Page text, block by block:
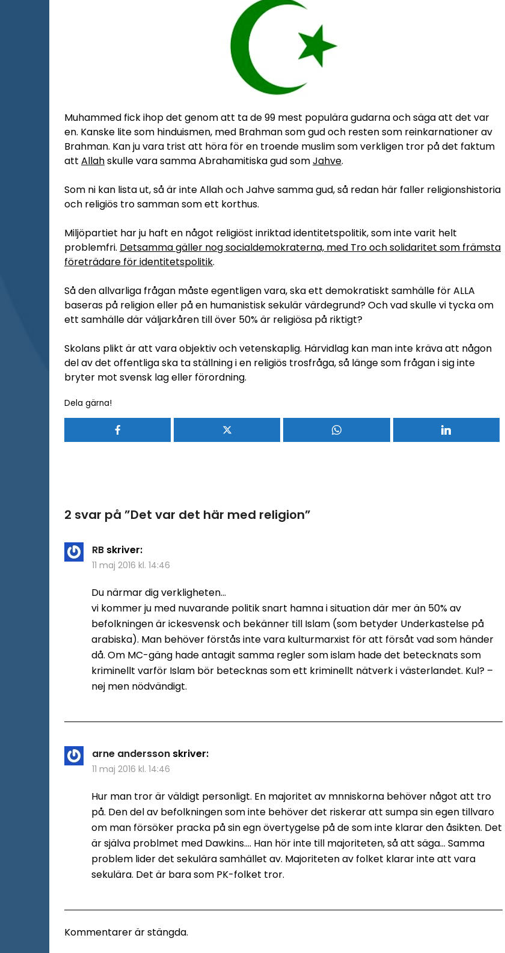
Muhammed fick ihop det genom att ta de 99 mest populära gudarna och säga att det var
en. Kanske lite som hinduismen, med Brahman som gud och resten som reinkarnationer av
Brahman. Kan ju vara trist att höra för en troende muslim som verkligen tror på det faktum
att Allahskulle vara samma Abrahamitiska gud somJahve.
Som ni kan lista ut, så är inte Allah och Jahve samma gud, så redan här faller religionshistoria
och religiös tro samman som ett korthus.
Miljöpartiet har ju haft en något religiöst inriktad identitetspolitik, som inte varit helt
problemfri. Detsamma gäller nog socialdemokraterna, med Tro och solidaritet som främsta
företrädare för identitetspolitik.
Så den allvarliga frågan måste egentligen vara, ska ett demokratiskt samhälle för ALLA
baseras på religion eller på en humanistisk sekulär värdegrund? Och vad skulle vi tycka om
ett samhälle där väljarkåren till över 50% är religiösa på riktigt?
Skolans plikt är att vara objektiv och vetenskaplig. Härvidlag kan man inte kräva att någon
del av det offentliga ska ta ställning i en religiös trosfråga, så länge som frågan i sig inte
bryter mot svensk lag eller förordning.
Dela gärna!
2 svar på ”Det var det här med religion”
RB skriver:
11 maj 2016 kl. 14:46
Du närmar dig verkligheten…
vi kommer ju med nuvarande politik snart hamna i situation där mer än 50% av
befolkningen är ickesvensk och bekänner till Islam (som betyder Underkastelse på
arabiska). Man behöver förstås inte vara kulturmarxist för att försåt vad som händer
då. Om MC-gäng hade antagit samma regler som islam hade det betecknats som
kriminellt varför Islam bör betecknas som ett kriminellt nätverk i västerlandet. Kul? –
nej men nödvändigt.
arne andersson skriver:
11 maj 2016 kl. 14:46
Hur man tror är väldigt personligt. En majoritet av mnniskorna behöver något att tro
på. Den del av befolkningen som inte behöver det riskerar att sumpa sin egen tillvaro
om man försöker pracka på sin egn övertygelse på de som inte klarar den åsikten. Det
är själva problmet med Dawkins…. Han hör inte till majoriteten, så att säga… Samma
problem lider det sekulära samhället av. Majoriteten av folket klarar inte att vara
sekulära. Det är bara som PK-folket tror.
Kommentarer är stängda.